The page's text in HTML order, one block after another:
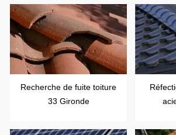
Recherche de fuite toiture
33 Gironde